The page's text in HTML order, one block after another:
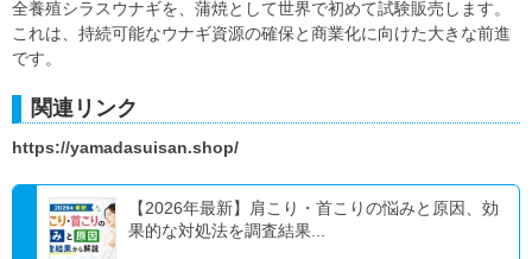
全養殖シラスウナギを、蒲焼として世界で初めて試験販売します。
これは、持続可能なウナギ資源の確保と商業化に向けた大きな前進
です。
関連リンク
https://yamadasuisan.shop/
【2026年最新】肩こり・首こりの悩みと原因、効
果的な対処法を調査結果...